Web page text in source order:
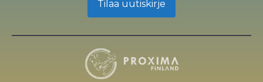
Tilaa uutiskirje